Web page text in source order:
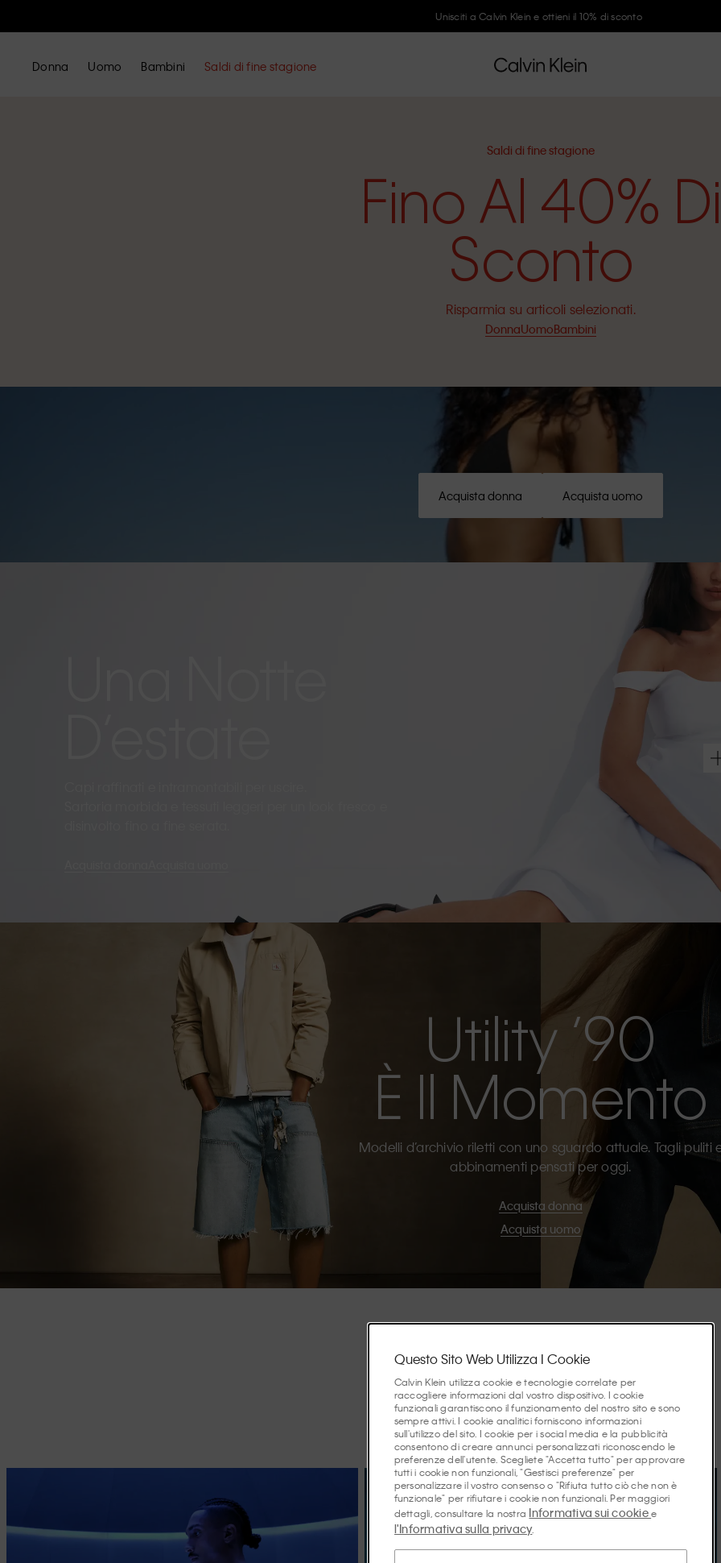
Unisciti a Calvin Klein e ottieni il 10% di sconto
Donna Uomo Bambini Saldi di fine stagione
Saldi di fine stagione
Fino Al 40% Di
Sconto
Risparmia su articoli selezionati.
DonnaUomoBambini
Acquista donna Acquista uomo
Utility ’90
È Il Momento
Modelli d’archivio riletti con uno sguardo attuale. Tagli puliti
abbinamenti pensati per oggi.
Acquista donna
Acquista uomo
In Evidenza
Scopri le storie di questa stagione.
Questo Sito Web Utilizza I Cookie
Calvin Klein utilizza cookie e tecnologie correlate per
raccogliere informazioni dal vostro dispositivo. I cookie
funzionali garantiscono il funzionamento del nostro sito e sono
sempre attivi. I cookie analitici forniscono informazioni
sull'utilizzo del sito. I cookie per i social media e la pubblicità
consentono di creare annunci personalizzati riconoscendo le
preferenze dell'utente. Scegliete "Accetta tutto" per approvare
tutti i cookie non funzionali, "Gestisci preferenze" per
personalizzare il vostro consenso o "Rifiuta tutto ciò che non è
funzionale" per rifiutare i cookie non funzionali. Per maggiori
dettagli, consultare la nostra Informativa sui cookiee
l'Informativa sulla privacy.